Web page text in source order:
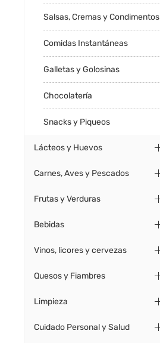
Salsas, Cremas y Condimentos
Comidas Instantáneas
Galletas y Golosinas
Chocolatería
Snacks y Piqueos
Lácteos y Huevos
Carnes, Aves y Pescados
Frutas y Verduras
Bebidas
Vinos, licores y cervezas
Quesos y Fiambres
Limpieza
Cuidado Personal y Salud